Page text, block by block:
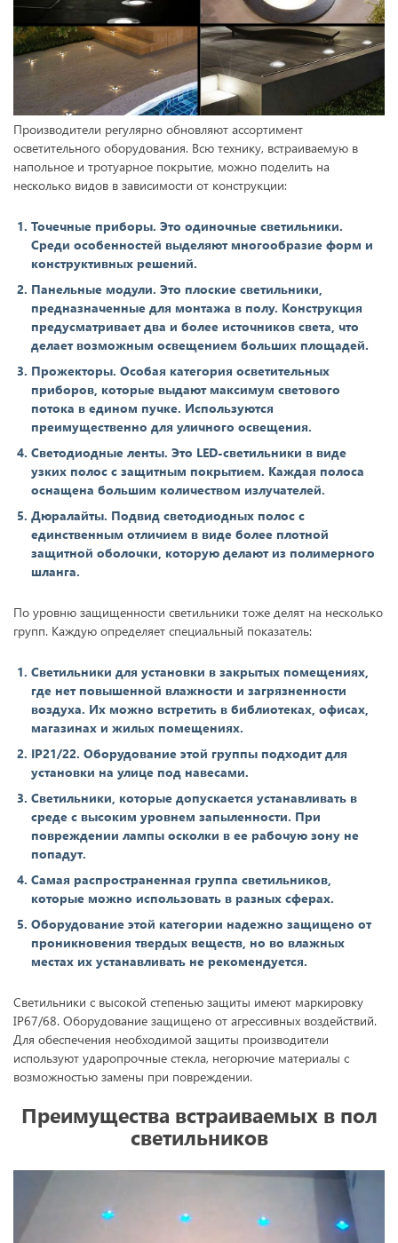
Производители регулярно обновляют ассортимент
осветительного оборудования. Всю технику, встраиваемую в
напольное и тротуарное покрытие, можно поделить на
несколько видов в зависимости от конструкции:
Точечные приборы. Это одиночные светильники.
Среди особенностей выделяют многообразие форм и
конструктивных решений.
Панельные модули. Это плоские светильники,
предназначенные для монтажа в полу. Конструкция
предусматривает два и более источников света, что
делает возможным освещением больших площадей.
Прожекторы. Особая категория осветительных
приборов, которые выдают максимум светового
потока в едином пучке. Используются
преимущественно для уличного освещения.
Светодиодные ленты. Это LED-светильники в виде
узких полос с защитным покрытием. Каждая полоса
оснащена большим количеством излучателей.
Дюралайты. Подвид светодиодных полос с
единственным отличием в виде более плотной
защитной оболочки, которую делают из полимерного
шланга.
По уровню защищенности светильники тоже делят на несколько
групп. Каждую определяет специальный показатель:
Светильники для установки в закрытых помещениях,
где нет повышенной влажности и загрязненности
воздуха. Их можно встретить в библиотеках, офисах,
магазинах и жилых помещениях.
IP21/22. Оборудование этой группы подходит для
установки на улице под навесами.
Светильники, которые допускается устанавливать в
среде с высоким уровнем запыленности. При
повреждении лампы осколки в ее рабочую зону не
попадут.
Самая распространенная группа светильников,
которые можно использовать в разных сферах.
Оборудование этой категории надежно защищено от
проникновения твердых веществ, но во влажных
местах их устанавливать не рекомендуется.
Светильники с высокой степенью защиты имеют маркировку
IP67/68. Оборудование защищено от агрессивных воздействий.
Для обеспечения необходимой защиты производители
используют ударопрочные стекла, негорючие материалы с
возможностью замены при повреждении.
Преимущества встраиваемых в пол
светильников